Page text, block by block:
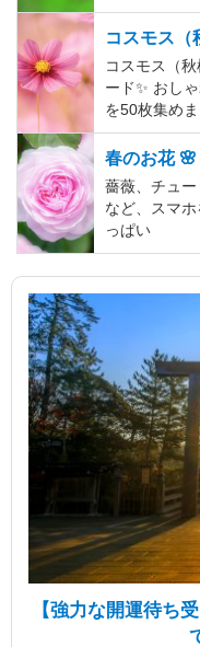
コスモス（
コスモス（
ード✨️ おし
を50枚集め
春のお花
薔薇、チュ
など、スマ
っぱい
【強力な開運待ち